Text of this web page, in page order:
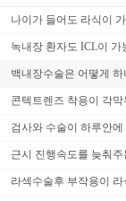
나이가 들어도 라식이
녹내장 환자도 ICL이 가
백내장수술은 어떻게 하
콘텍트렌즈 착용이 각
검사와 수술이 하루안
근시 진행속도를 늦춰
라섹수술후 부작용이